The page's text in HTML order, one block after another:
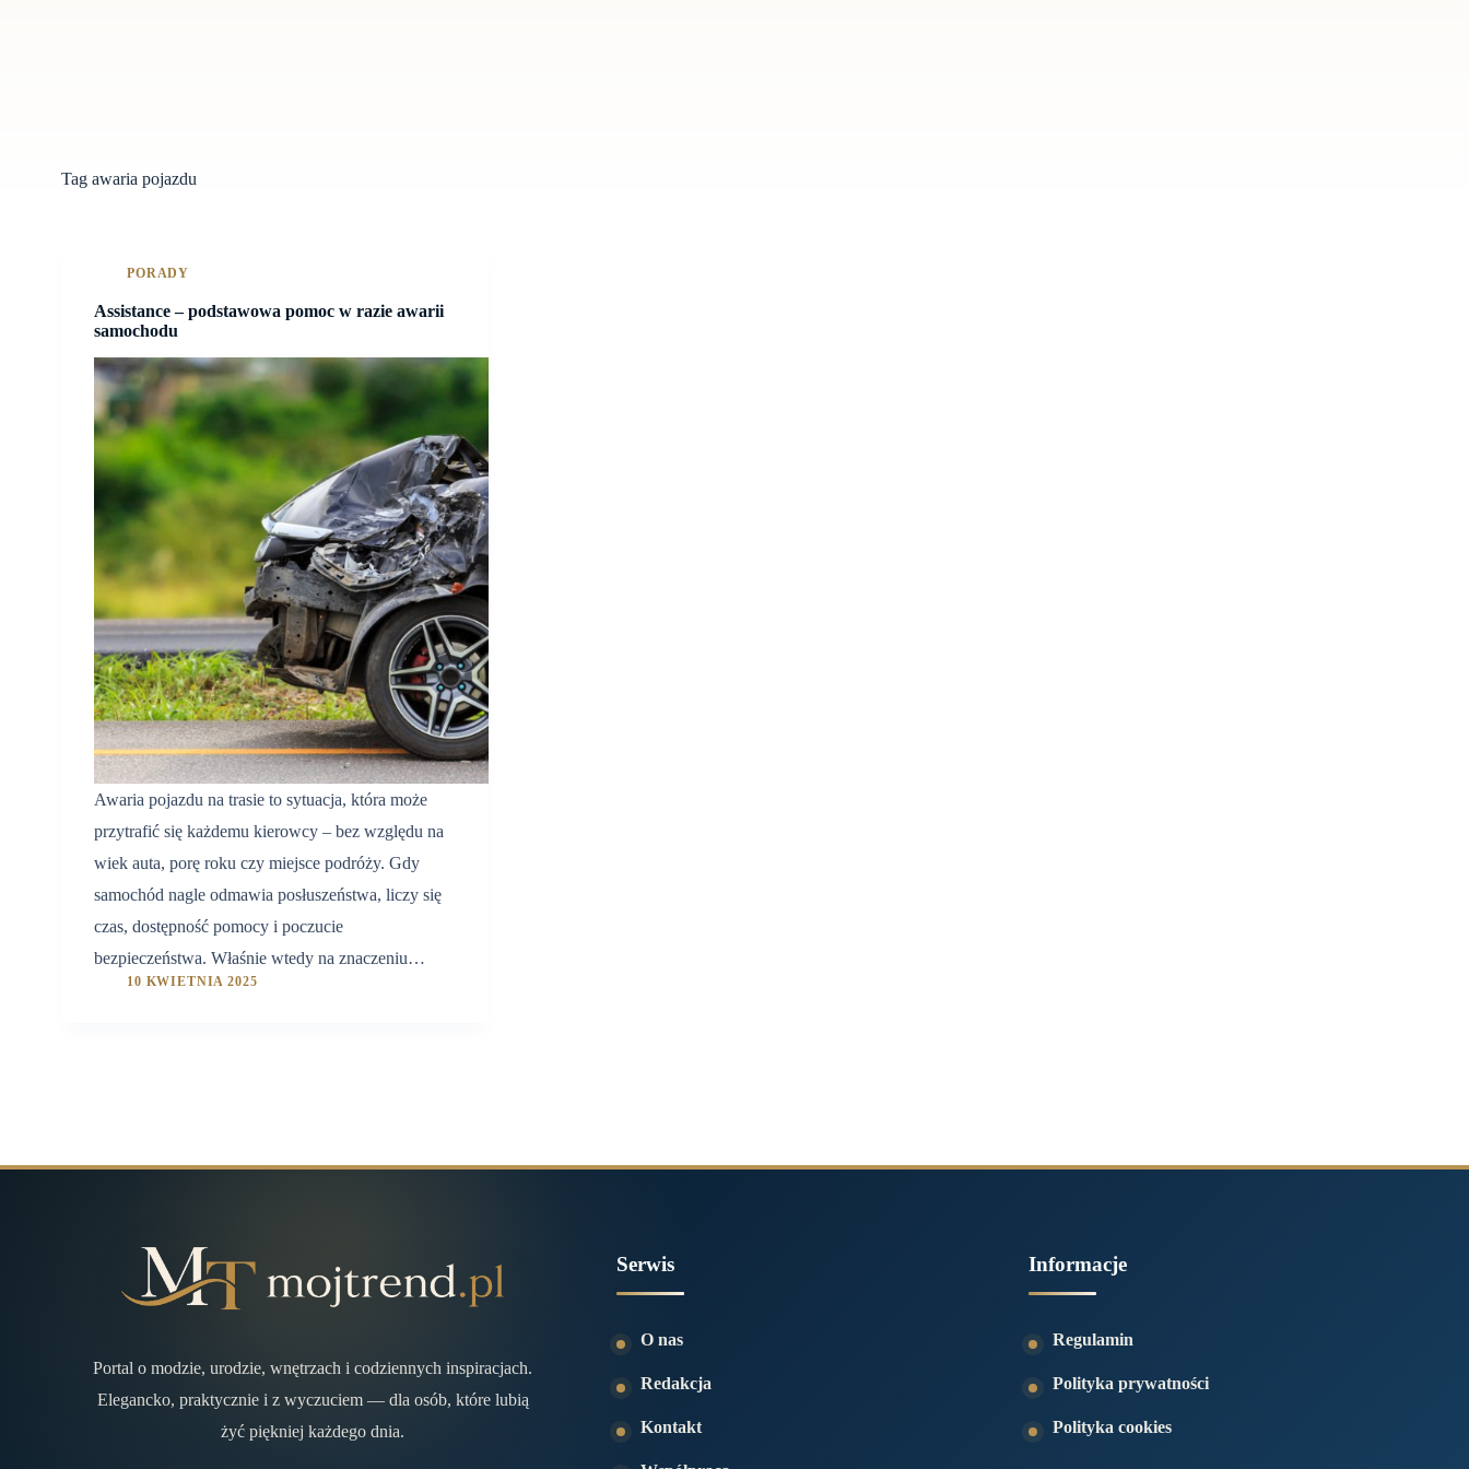
Tag awaria pojazdu
PORADY
Assistance – podstawowa pomoc w razie awarii
samochodu
Awaria pojazdu na trasie to sytuacja, która może
przytrafić się każdemu kierowcy – bez względu na
wiek auta, porę roku czy miejsce podróży. Gdy
samochód nagle odmawia posłuszeństwa, liczy się
czas, dostępność pomocy i poczucie
bezpieczeństwa. Właśnie wtedy na znaczeniu…
10 KWIETNIA 2025
Portal o modzie, urodzie, wnętrzach i codziennych inspiracjach.
Elegancko, praktycznie i z wyczuciem — dla osób, które lubią
żyć piękniej każdego dnia.
Serwis
O nas
Redakcja
Kontakt
Informacje
Regulamin
Polityka prywatności
Polityka cookies